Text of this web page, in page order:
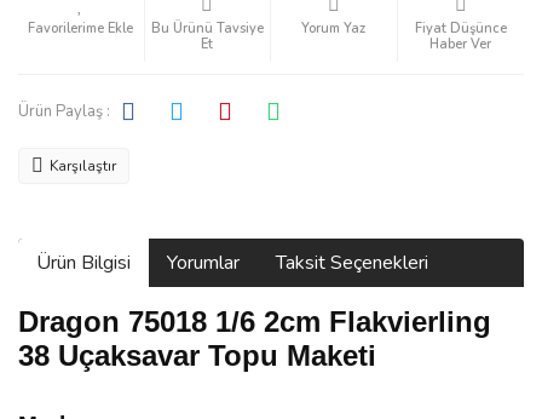
Bu Ürünü Tavsiye
Et
Yorum Yaz
Fiyat Düşünce
Haber Ver
Ürün Paylaş :
Karşılaştır
Ürün Bilgisi Yorumlar Taksit Seçenekleri
Dragon 75018 1/6 2cm Flakvierling
38 Uçaksavar Topu Maketi